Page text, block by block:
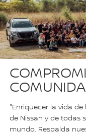
"Enriquecer la vida
de Nissan y de todas
mundo. Respalda